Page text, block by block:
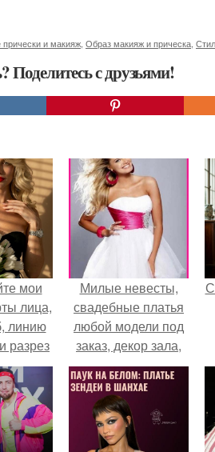
и макияж Образ макияж и прическа
Поделитесь с друзьями!
мои
лица,
линию
разрез
Милые невесты,
свадебные платья
любой модели под
заказ, декор зала,
аксессуары,
прически, макияж.